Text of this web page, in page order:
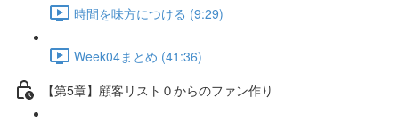
時間を味方につける (9:29)
Week04まとめ (41:36)
【第5章】顧客リスト０からのファン作り